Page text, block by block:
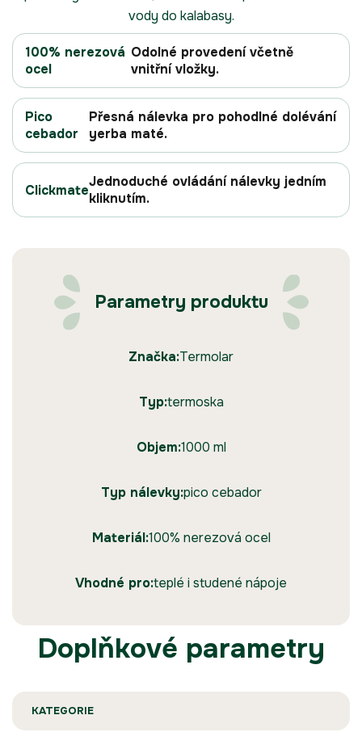
vody do kalabasy.
100% nerezová
ocel
Odolné provedení včetně
vnitřní vložky.
Pico
cebador
Přesná nálevka pro pohodlné dolévání
yerba maté.
ClickmateJednoduché ovládání nálevky jedním
kliknutím.
Parametry produktu
Značka:Termolar
Typ:termoska
Objem:1000 ml
Typ nálevky:pico cebador
Materiál:100% nerezová ocel
Vhodné pro:teplé i studené nápoje
Doplňkové parametry
KATEGORIE